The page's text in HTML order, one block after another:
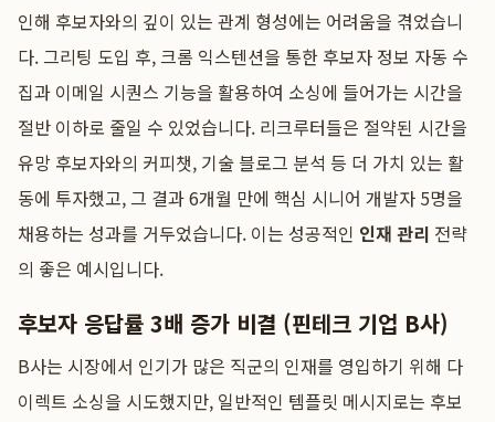
인해 후보자와의 깊이 있는 관계 형성에는 어려움을 겪었습니
다. 그리팅 도입 후, 크롬 익스텐션을 통한 후보자 정보 자동 수
집과 이메일 시퀀스 기능을 활용하여 소싱에 들어가는 시간을
절반 이하로 줄일 수 있었습니다. 리크루터들은 절약된 시간을
유망 후보자와의 커피챗, 기술 블로그 분석 등 더 가치 있는 활
동에 투자했고, 그 결과 6개월 만에 핵심 시니어 개발자 5명을
채용하는 성과를 거두었습니다. 이는 성공적인 인재 관리 전략
의 좋은 예시입니다.
후보자 응답률 3배 증가 비결 (핀테크 기업 B사)
B사는 시장에서 인기가 많은 직군의 인재를 영입하기 위해 다
이렉트 소싱을 시도했지만, 일반적인 템플릿 메시지로는 후보